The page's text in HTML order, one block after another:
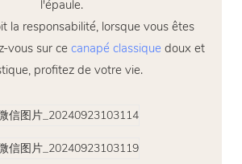
l'épaule.
la responsabilité, lorsque vous êtes
vous sur ce canapé classique doux et
profitez de votre vie.